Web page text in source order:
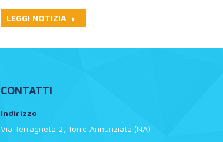
LEGGI NOTIZIA
CONTATTI
Indirizzo
Via Terragneta 2, Torre Annunziata (NA)